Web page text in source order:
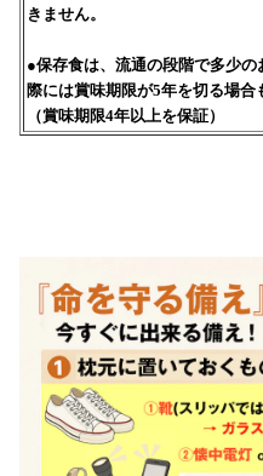
きません。
●保存食は、流通の段階で多少の
際には賞味期限が5年を切る場合
（賞味期限4年以上を保証）